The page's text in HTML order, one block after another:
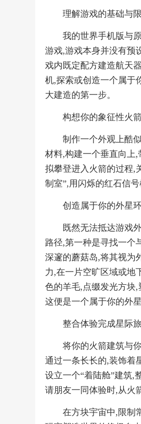
理解游戏的基础与
我的世界手机版与
游戏,游戏本身并没有预
戏内既定配方建造航天
机,探索或创造一个属于
大建造的第一步。
构想你的象征性火
制作一个外观上酷
材料,构建一个垂直向上
拟攀登进入火箭的过程,
制室”,用闪烁的红石信
创造属于你的外星
既然无法抵达游戏
路径,第一种是寻找一个
深邃的蘑菇岛,将其视为
力,在一片空旷区域或地
色的羊毛,点缀发光方块
这便是一个属于你的外星
整合体验完成星际
将你的火箭建筑与
通过一条长长的,装饰着
设立一个“着陆舱”建筑,
请朋友一同体验时,从火
在方块宇宙中,限制